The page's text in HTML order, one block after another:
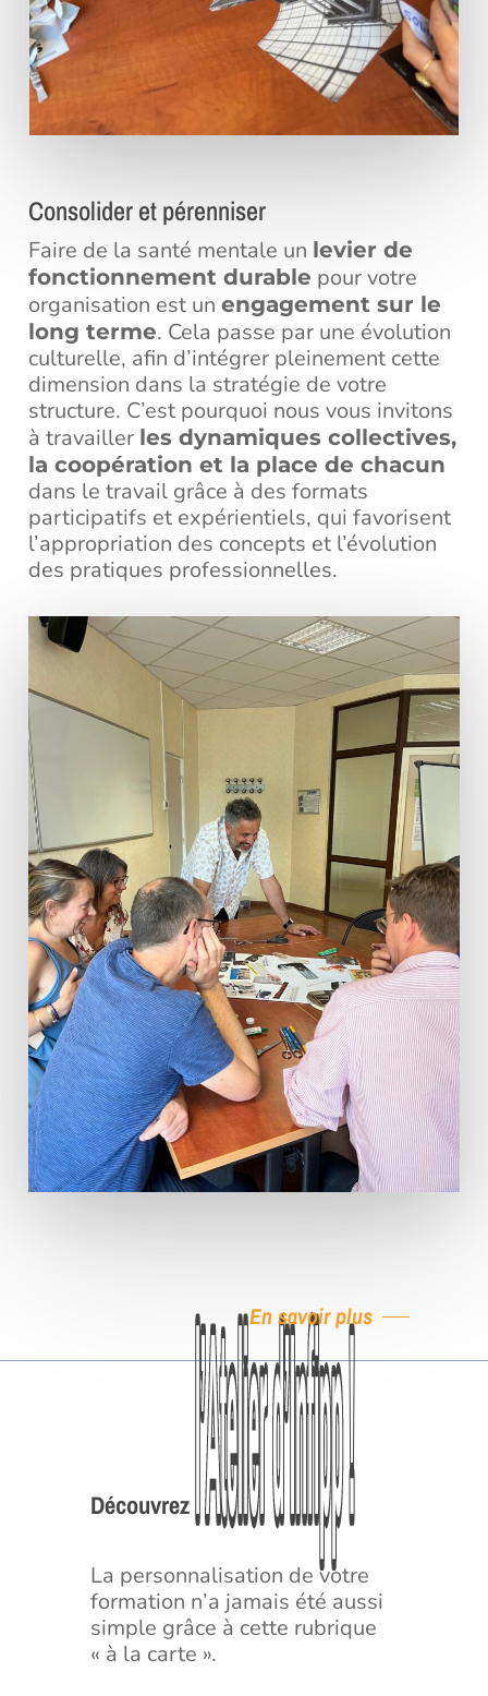
Consolider et pérenniser
Faire de la santé mentale un levier de
fonctionnement durable pour votre
organisation est un engagement sur le
long terme. Cela passe par une évolution
culturelle, afin d’intégrer pleinement cette
dimension dans la stratégie de votre
structure. C’est pourquoi nous vous invitons
à travailler les dynamiques collectives,
la coopération et la place de chacun
dans le travail grâce à des formats
participatifs et expérientiels, qui favorisent
l’appropriation des concepts et l’évolution
des pratiques professionnelles.
En savoir plus
Découvrez l’Atelier
l’Atelier d’Infipp
d’Infipp
La personnalisation de votre
formation n’a jamais été aussi
simple grâce à cette rubrique
« à la carte ».